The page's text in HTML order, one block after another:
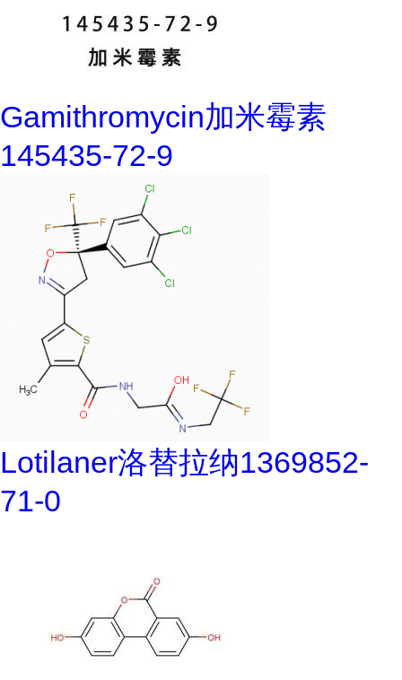
Gamithromycin加米霉素
145435-72-9
Lotilaner洛替拉纳1369852-
71-0